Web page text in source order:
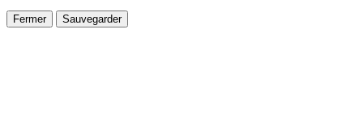
Fermer Sauvegarder